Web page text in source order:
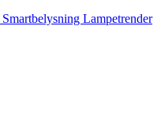
Smartbelysning Lampetrender